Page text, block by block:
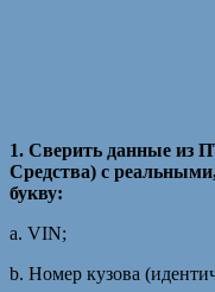
1. Сверить данные из
Средства) с
букву:
a. VIN;
b. Номер кузова